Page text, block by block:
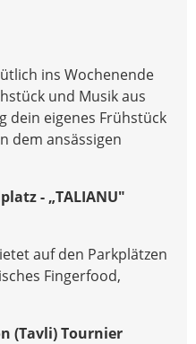
ins Wochenende
und Musik aus
dein eigenes Frühstück
dem ansässigen
- „TALIANU"
auf den Parkplätzen
Fingerfood,
(Tavli) Tournier